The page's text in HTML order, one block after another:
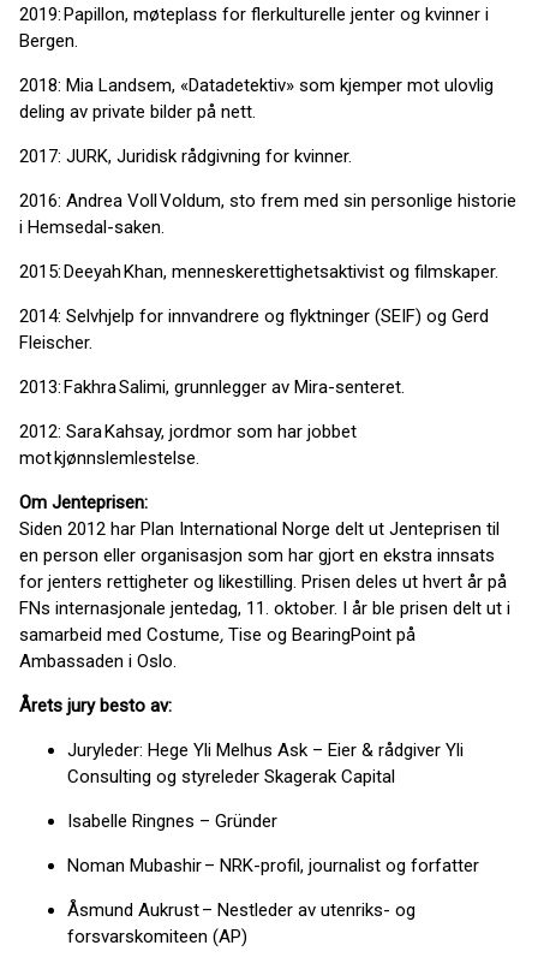
2019: Papillon, møteplass for flerkulturelle jenter og kvinner i
Bergen.
2018: Mia Landsem, «Datadetektiv» som kjemper mot ulovlig
deling av private bilder på nett.
2017: JURK, Juridisk rådgivning for kvinner.
2016: Andrea Voll Voldum, sto frem med sin personlige historie
i Hemsedal-saken.
2015: Deeyah Khan, menneskerettighetsaktivist og filmskaper.
2014: Selvhjelp for innvandrere og flyktninger (SEIF) og Gerd
Fleischer.
2013: Fakhra Salimi, grunnlegger av Mira-senteret.
2012: Sara Kahsay, jordmor som har jobbet
mot kjønnslemlestelse.
Om Jenteprisen:
Siden 2012 har Plan International Norge delt ut Jenteprisen til
en person eller organisasjon som har gjort en ekstra innsats
for jenters rettigheter og likestilling. Prisen deles ut hvert år på
FNs internasjonale jentedag, 11. oktober. I år ble prisen delt ut i
samarbeid med Costume, Tise og BearingPoint på
Ambassaden i Oslo.
Årets jury besto av:
Juryleder: Hege Yli Melhus Ask – Eier & rådgiver Yli
Consulting og styreleder Skagerak Capital
Isabelle Ringnes – Gründer
Noman Mubashir – NRK-profil, journalist og forfatter
Åsmund Aukrust – Nestleder av utenriks- og
forsvarskomiteen (AP)